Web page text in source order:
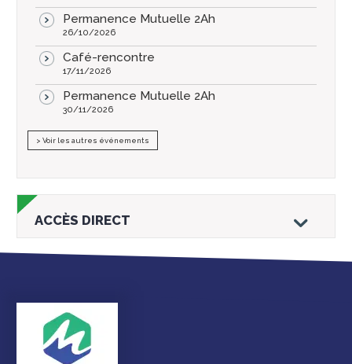
Permanence Mutuelle 2Ah
26/10/2026
Café-rencontre
17/11/2026
Permanence Mutuelle 2Ah
30/11/2026
> Voir les autres événements
ACCÈS DIRECT
Droits et
démarches